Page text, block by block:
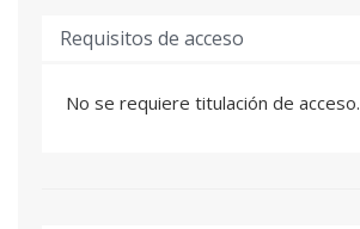
Requisitos de acceso
No se requiere titulación de acceso.